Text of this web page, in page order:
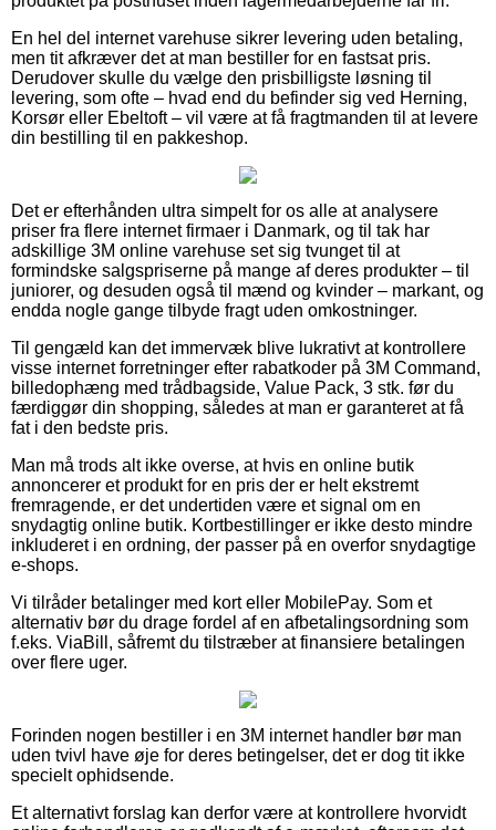
En hel del internet varehuse sikrer levering uden betaling,
men tit afkræver det at man bestiller for en fastsat pris.
Derudover skulle du vælge den prisbilligste løsning til
levering, som ofte – hvad end du befinder sig ved Herning,
Korsør eller Ebeltoft – vil være at få fragtmanden til at levere
din bestilling til en pakkeshop.
Det er efterhånden ultra simpelt for os alle at analysere
priser fra flere internet firmaer i Danmark, og til tak har
adskillige 3M online varehuse set sig tvunget til at
formindske salgspriserne på mange af deres produkter – til
juniorer, og desuden også til mænd og kvinder – markant, og
endda nogle gange tilbyde fragt uden omkostninger.
Til gengæld kan det immervæk blive lukrativt at kontrollere
visse internet forretninger efter rabatkoder på 3M Command,
billedophæng med trådbagside, Value Pack, 3 stk. før du
færdiggør din shopping, således at man er garanteret at få
fat i den bedste pris.
Man må trods alt ikke overse, at hvis en online butik
annoncerer et produkt for en pris der er helt ekstremt
fremragende, er det undertiden være et signal om en
snydagtig online butik. Kortbestillinger er ikke desto mindre
inkluderet i en ordning, der passer på en overfor snydagtige
e-shops.
Vi tilråder betalinger med kort eller MobilePay. Som et
alternativ bør du drage fordel af en afbetalingsordning som
f.eks. ViaBill, såfremt du tilstræber at finansiere betalingen
over flere uger.
Forinden nogen bestiller i en 3M internet handler bør man
uden tvivl have øje for deres betingelser, det er dog tit ikke
specielt ophidsende.
Et alternativt forslag kan derfor være at kontrollere hvorvidt